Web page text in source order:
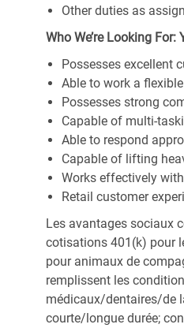
Other duties as
Who We’re Looking For:
Possesses excellent
Able to work a
Possesses strong
Capable of multi-
Able to respond
Capable of lifting
Works effectively
Retail customer
Les avantages sociaux
cotisations 401(k) pour
pour animaux de
remplissent les
médicaux/dentaires/de
courte/longue durée;